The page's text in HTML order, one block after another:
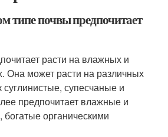
типе почвы предпочитает
расти на влажных и
Она может расти на различных
суглинистые, супесчаные и
предпочитает влажные и
органическими